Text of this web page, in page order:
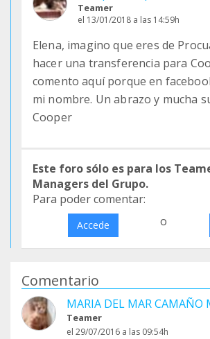
Teamer
el 13/01/2018 a las 14:59h
Elena, imagino que eres de
hacer una transferencia para
comento aquí porque en
mi nombre. Un abrazo y mucha
Cooper
Este foro sólo es para los
Managers del Grupo.
Para poder comentar:
Accede o
Comentario
MARIA DEL MAR CAMAÑO
Teamer
el 29/07/2016 a las 09:54h